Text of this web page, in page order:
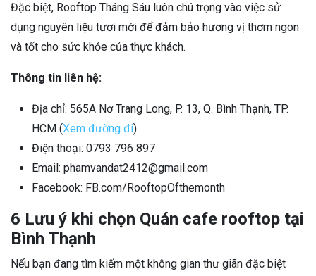
Đặc biệt, Rooftop Tháng Sáu luôn chú trọng vào việc sử
dụng nguyên liệu tươi mới để đảm bảo hương vị thơm ngon
và tốt cho sức khỏe của thực khách.
Thông tin liên hệ:
Địa chỉ: 565A Nơ Trang Long, P. 13, Q. Bình Thạnh, TP.
HCM (Xem đường đi)
Điện thoại: 0793 796 897
Email: phamvandat2412@gmail.com
Facebook: FB.com/RooftopOfthemonth
6 Lưu ý khi chọn Quán cafe rooftop tại
Bình Thạnh
Nếu bạn đang tìm kiếm một không gian thư giãn đặc biệt